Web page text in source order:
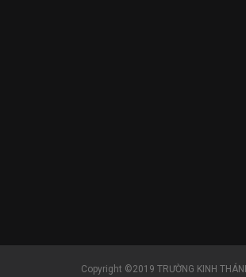
Copyright ©2019 TRƯỜNG KINH